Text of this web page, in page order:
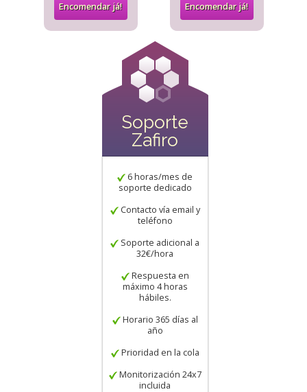
Encomendar já! Encomendar já!
Soporte
Zafiro
6 horas/mes de
soporte dedicado
Contacto vía email y
teléfono
Soporte adicional a
32€/hora
Respuesta en
máximo 4 horas
hábiles.
Horario 365 días al
año
Prioridad en la cola
Monitorización 24x7
incluida